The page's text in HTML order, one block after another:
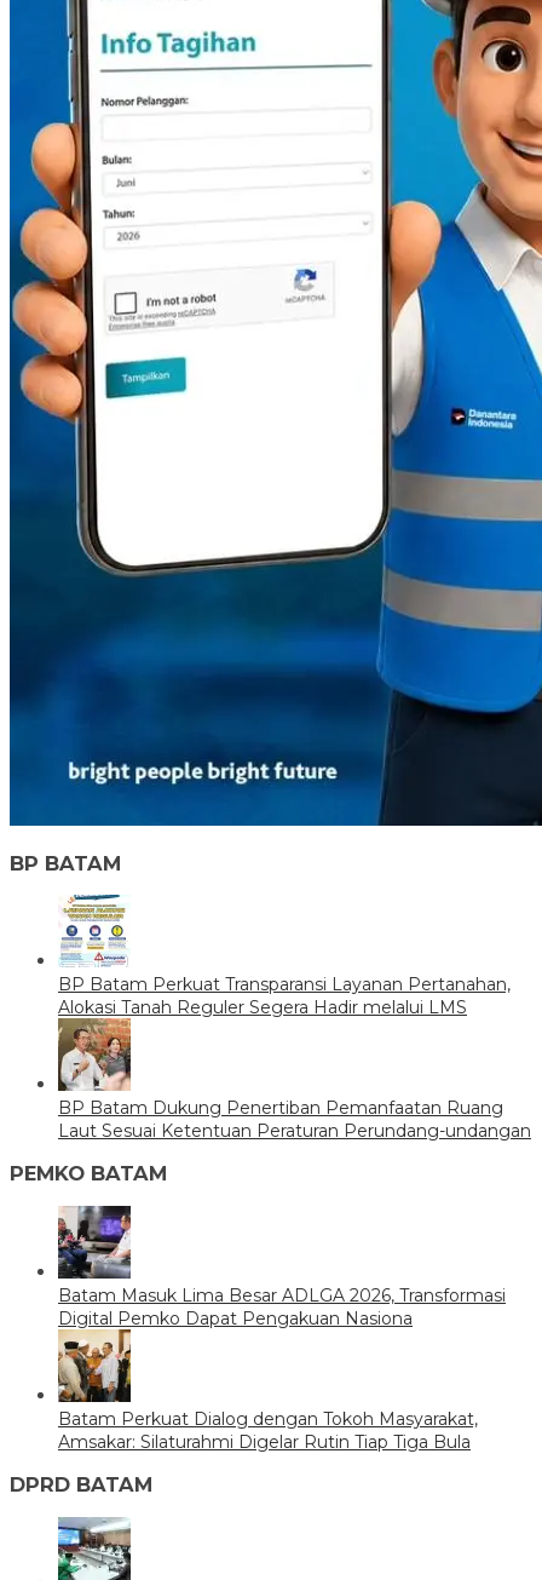
BP BATAM
BP Batam Perkuat Transparansi Layanan Pertanahan,
Alokasi Tanah Reguler Segera Hadir melalui LMS
BP Batam Dukung Penertiban Pemanfaatan Ruang
Laut Sesuai Ketentuan Peraturan Perundang-undangan
PEMKO BATAM
Batam Masuk Lima Besar ADLGA 2026, Transformasi
Digital Pemko Dapat Pengakuan Nasiona
Batam Perkuat Dialog dengan Tokoh Masyarakat,
Amsakar: Silaturahmi Digelar Rutin Tiap Tiga Bula
DPRD BATAM